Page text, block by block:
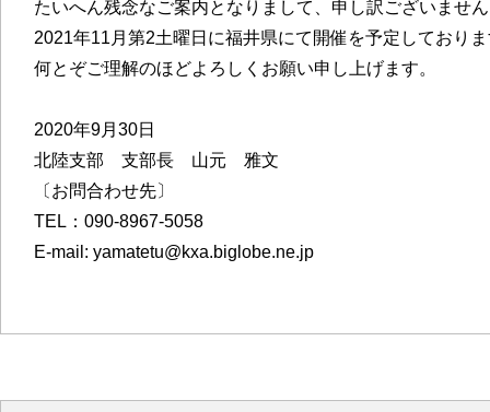
たいへん残念なご案内となりまして、申し訳ございませ
2021年11月第2土曜日に福井県にて開催を予定しており
何とぞご理解のほどよろしくお願い申し上げます。
2020年9月30日
北陸支部 支部長 山元 雅文
〔お問合わせ先〕
TEL：090-8967-5058
E-mail: yamatetu@kxa.biglobe.ne.jp